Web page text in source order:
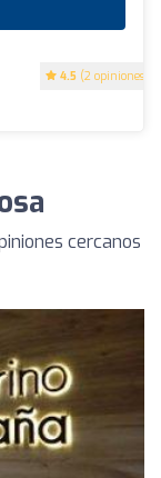
4.5 (2 opiniones)
cercanos